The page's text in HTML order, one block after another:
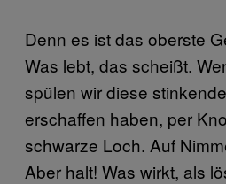
Denn es ist das oberste
Was lebt, das scheißt.
spülen wir diese
erschaffen haben, per
schwarze Loch. Auf
Aber halt! Was wirkt, als